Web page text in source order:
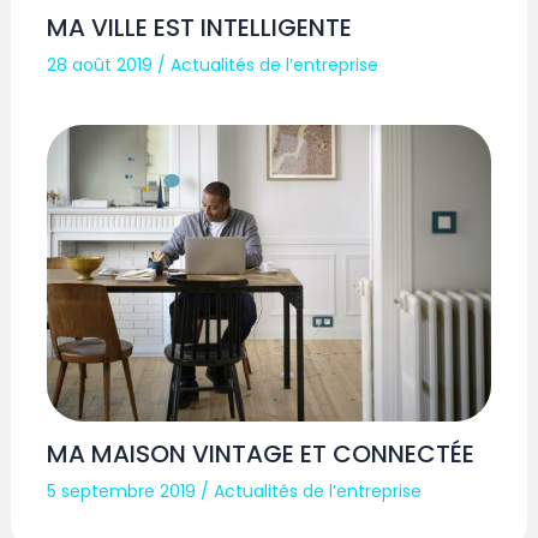
MA VILLE EST INTELLIGENTE
28 août 2019 /Actualités de l’entreprise
MA MAISON VINTAGE ET CONNECTÉE
5 septembre 2019 /Actualités de l’entreprise